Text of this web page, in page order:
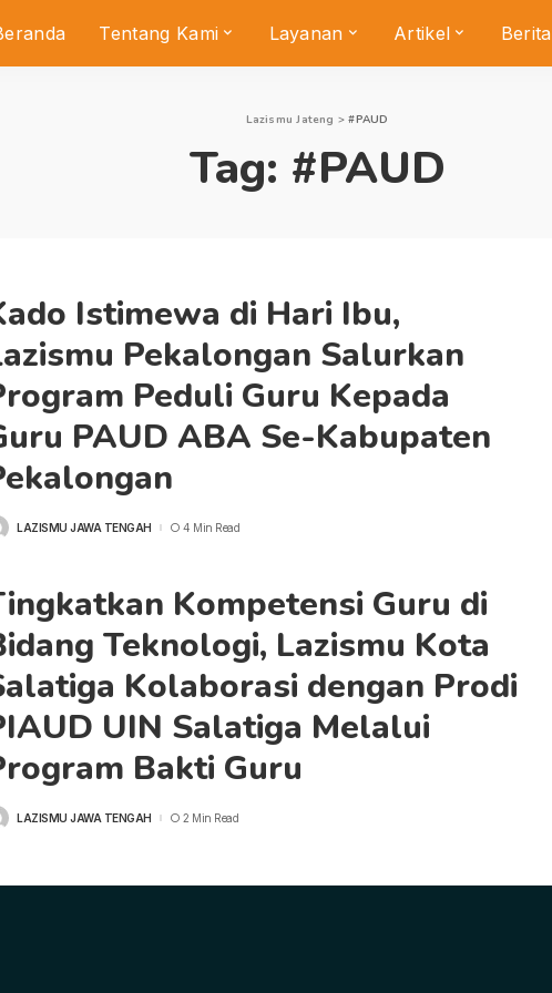
Tentang Kami Layanan Artikel Berita
Lazismu Jateng >#PAUD
Tag: #PAUD
Istimewa di Hari Ibu,
Pekalongan Salurkan
Peduli Guru Kepada
PAUD ABA Se-Kabupaten
LAZISMU JAWA TENGAH 4 Min Read
Kompetensi Guru di
Teknologi, Lazismu Kota
Kolaborasi dengan Prodi
UIN Salatiga Melalui
Bakti Guru
LAZISMU JAWA TENGAH 2 Min Read